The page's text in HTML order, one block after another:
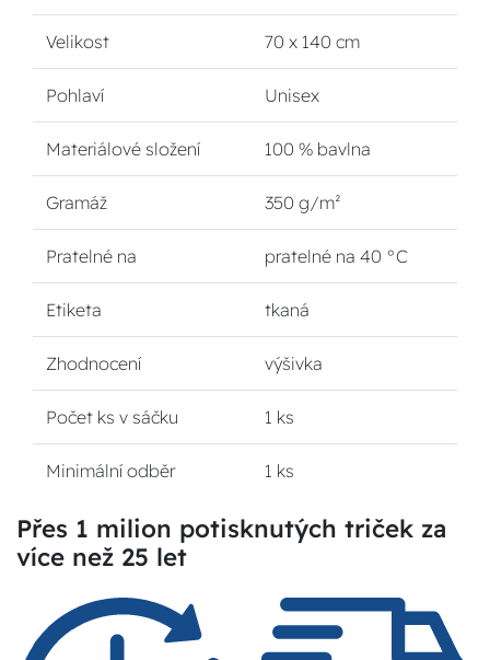
Velikost 70 x 140 cm
Pohlaví Unisex
Materiálové složení 100 % bavlna
Gramáž 350 g/m²
Pratelné na pratelné na 40 °C
Etiketa tkaná
Zhodnocení výšivka
Počet ks v sáčku 1 ks
Minimální odběr 1 ks
Přes 1 milion potisknutých triček za
více než 25 let